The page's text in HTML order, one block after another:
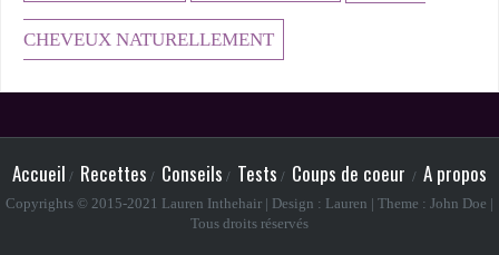
CHEVEUX NATURELLEMENT
Accueil Recettes Conseils Tests Coups de coeur A propos
Copyrights © 2015-2021 Lauren Inthehair | Design : Lauren | Theme : John Doe |
Tous droits réservés